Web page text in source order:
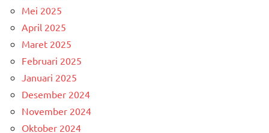
Mei 2025
April 2025
Maret 2025
Februari 2025
Januari 2025
Desember 2024
November 2024
Oktober 2024